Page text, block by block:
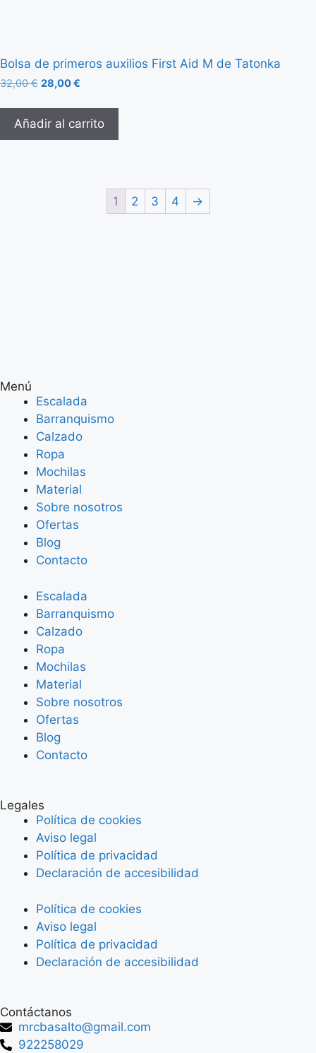
Bolsa de primeros auxilios First Aid M de Tatonka
32,00€ 28,00€
Añadir al carrito
1 2 3 4 →
Menú
Escalada
Barranquismo
Calzado
Ropa
Mochilas
Material
Sobre nosotros
Ofertas
Blog
Contacto
Escalada
Barranquismo
Calzado
Ropa
Mochilas
Material
Sobre nosotros
Ofertas
Blog
Contacto
Legales
Política de cookies
Aviso legal
Política de privacidad
Declaración de accesibilidad
Política de cookies
Aviso legal
Política de privacidad
Declaración de accesibilidad
Contáctanos
mrcbasalto@gmail.com
922258029